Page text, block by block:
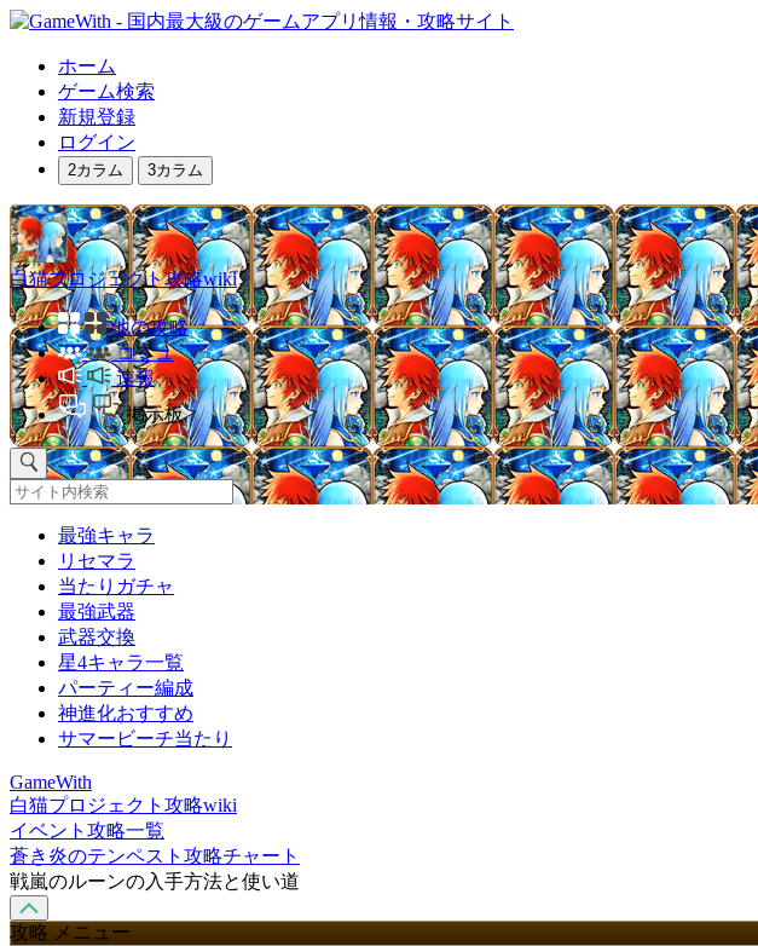
ホーム
ゲーム検索
新規登録
ログイン
2カラム 3カラム
白猫プロジェクト攻略wiki
他の攻略
コミュ
速報
掲示板
最強キャラ
リセマラ
当たりガチャ
最強武器
武器交換
星4キャラ一覧
パーティー編成
神進化おすすめ
サマービーチ当たり
GameWith
白猫プロジェクト攻略wiki
イベント攻略一覧
蒼き炎のテンペスト攻略チャート
戦嵐のルーンの入手方法と使い道
攻略 メニュー